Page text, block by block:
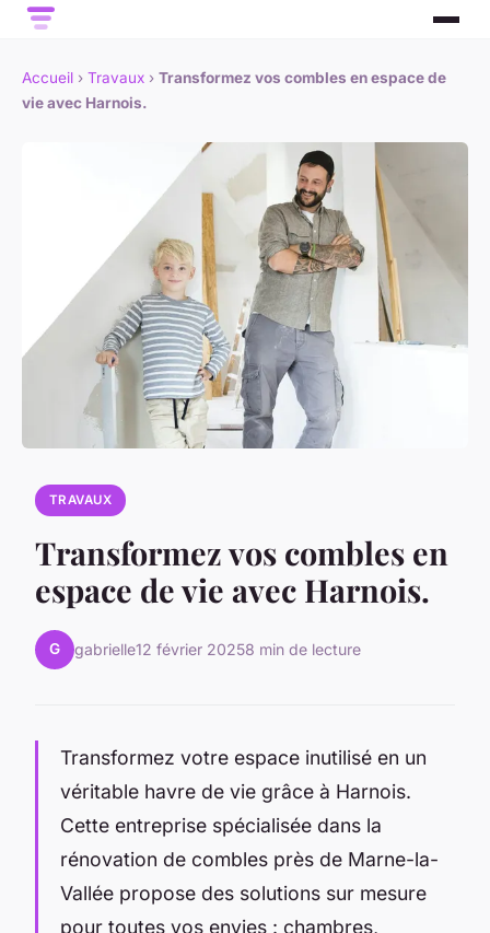
Accueil › Travaux › Transformez vos combles en espace de
vie avec Harnois.
TRAVAUX
Transformez vos combles en
espace de vie avec Harnois.
G gabrielle12 février 20258 min de lecture
Transformez votre espace inutilisé en un
véritable havre de vie grâce à Harnois.
Cette entreprise spécialisée dans la
rénovation de combles près de Marne-la-
Vallée propose des solutions sur mesure
pour toutes vos envies : chambres,